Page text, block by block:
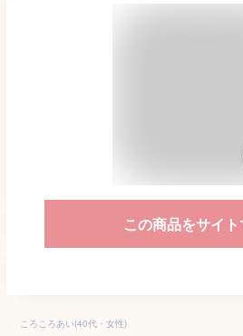
この商品をサイ
ころころあい(40代・女性)